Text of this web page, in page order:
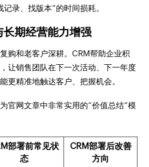
录、找版本”的时间损耗。
期经营能力增强
购和老客户深耕。CRM帮助企业积
让销售团队在下一次活动、下一年度
更精准地触达客户、把握机会。
官网文章中非常实用的“价值总结”模
部署前常见状
态
CRM部署后改善
方向